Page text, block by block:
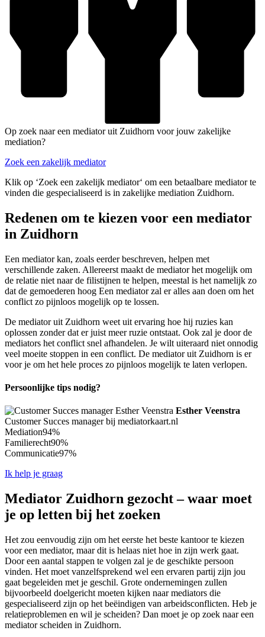
Op zoek naar een mediator uit Zuidhorn voor jouw zakelijke
mediation?
Zoek een zakelijk mediator
Klik op ‘Zoek een zakelijk mediator‘ om een betaalbare mediator te
vinden die gespecialiseerd is in zakelijke mediation Zuidhorn.
Redenen om te kiezen voor een mediator
in Zuidhorn
Een mediator kan, zoals eerder beschreven, helpen met
verschillende zaken. Allereerst maakt de mediator het mogelijk om
de relatie niet naar de filistijnen te helpen, meestal is het namelijk zo
dat de gemoederen hoog Een mediator zal er alles aan doen om het
conflict zo pijnloos mogelijk op te lossen.
De mediator uit Zuidhorn weet uit ervaring hoe hij ruzies kan
oplossen zonder dat er juist meer ruzie ontstaat. Ook zal je door de
mediators het conflict snel afhandelen. Je wilt uiteraard niet onnodig
veel moeite stoppen in een conflict. De mediator uit Zuidhorn is er
voor je om het hele proces zo pijnloos mogelijk te laten verlopen.
Persoonlijke tips nodig?
Esther Veenstra
Customer Succes manager bij mediatorkaart.nl
Mediation94%
Familierecht90%
Communicatie97%
Ik help je graag
Mediator Zuidhorn gezocht – waar moet
je op letten bij het zoeken
Het zou eenvoudig zijn om het eerste het beste kantoor te kiezen
voor een mediator, maar dit is helaas niet hoe in zijn werk gaat.
Door een aantal stappen te volgen zal je de geschikte persoon
vinden. Het moet vanzelfsprekend wel een ervaren partij zijn jou
gaat begeleiden met je geschil. Grote ondernemingen zullen
bijvoorbeeld doelgericht moeten kijken naar mediators die
gespecialiseerd zijn op het beëindigen van arbeidsconflicten. Heb je
relatieproblemen en wil je scheiden? Dan moet je op zoek naar een
mediator scheiden in Zuidhorn.